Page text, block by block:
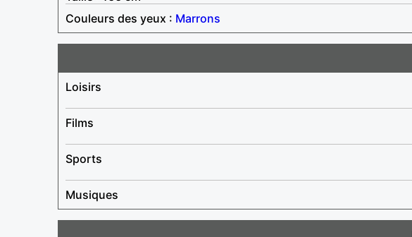
Couleurs des yeux : Marrons
Loisirs
Films
Sports
Musiques